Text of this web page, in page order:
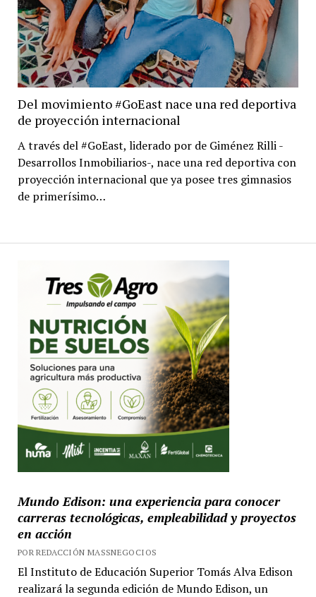
Del movimiento #GoEast nace una red deportiva
de proyección internacional
A través del #GoEast, liderado por de Giménez Rilli -
Desarrollos Inmobiliarios-, nace una red deportiva con
proyección internacional que ya posee tres gimnasios
de primerísimo…
Mundo Edison: una experiencia para conocer
carreras tecnológicas, empleabilidad y proyectos
en acción
POR REDACCIÓN MASSNEGOCIOS
El Instituto de Educación Superior Tomás Alva Edison
realizará la segunda edición de Mundo Edison, un